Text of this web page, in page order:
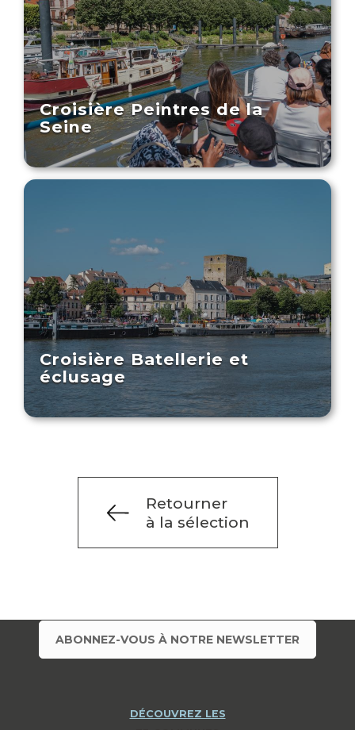
Croisière Peintres de la
Seine
Croisière Batellerie et
éclusage
Retourner
à la sélection
ABONNEZ-VOUS À NOTRE NEWSLETTER
DÉCOUVREZ LES